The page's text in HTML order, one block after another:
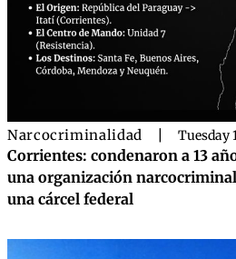
Narcocriminalidad Tuesday
Corrientes: condenaron a 13
una organización
una cárcel federal